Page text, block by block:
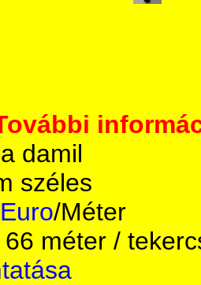
damil
széles
/Méter
66 méter /